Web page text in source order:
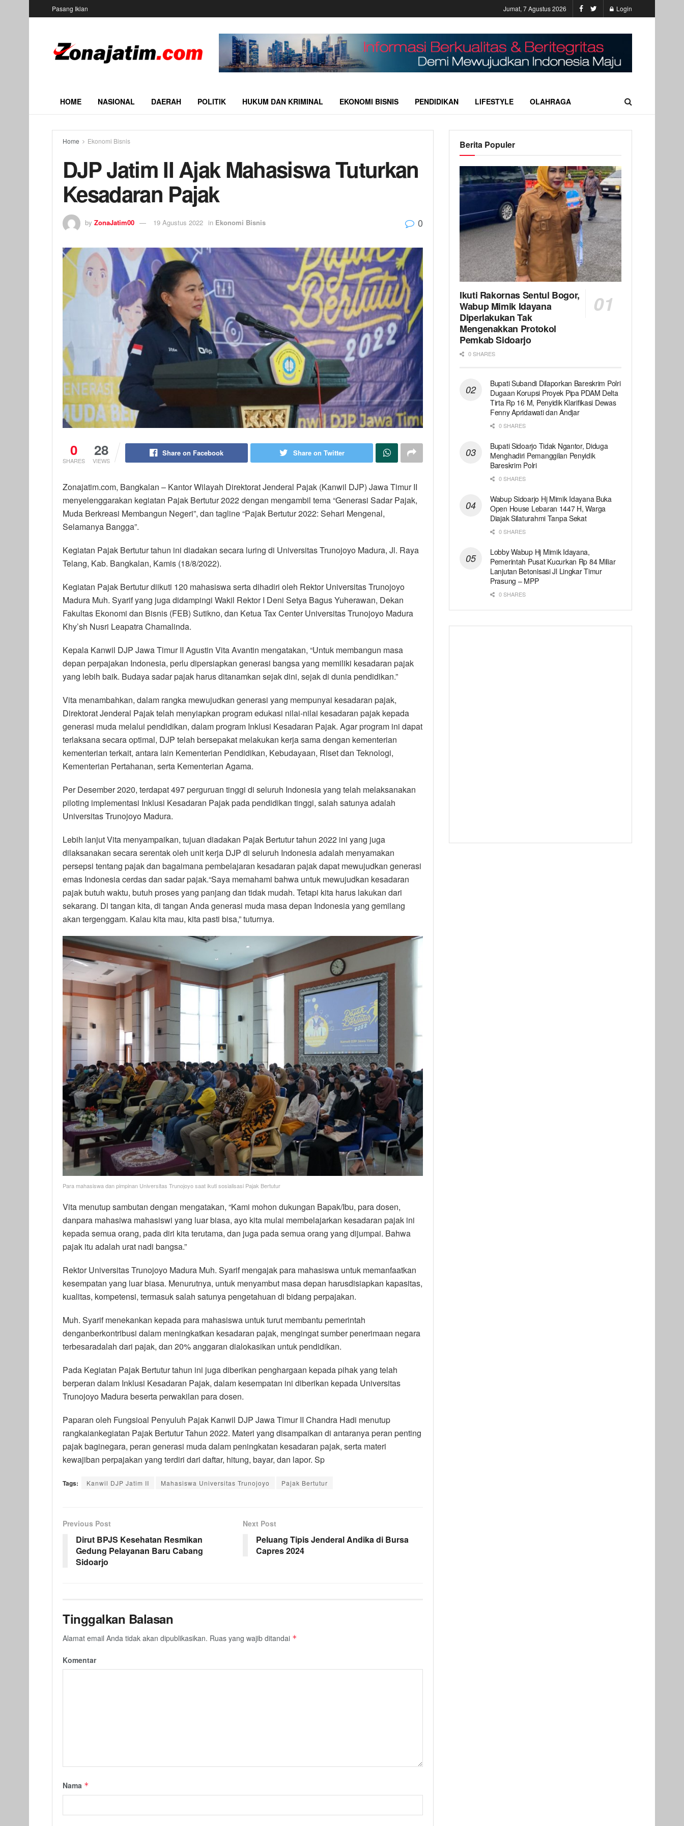
Pasang Iklan Jumat, 7 Agustus 2026 Login
HOME NASIONAL DAERAH POLITIK HUKUM DAN KRIMINAL EKONOMI BISNIS PENDIDIKAN LIFESTYLE OLAHRAGA
Home Ekonomi Bisnis
DJP Jatim II Ajak Mahasiswa Tuturkan
Kesadaran Pajak
by ZonaJatim00 19 Agustus 2022 in Ekonomi Bisnis 0
0
SHARES
28
VIEWS
Share on Facebook Share on Twitter
Zonajatim.com, Bangkalan – Kantor Wilayah Direktorat Jenderal Pajak (Kanwil DJP) Jawa Timur II
menyelenggarakan kegiatan Pajak Bertutur 2022 dengan mengambil tema “Generasi Sadar Pajak,
Muda Berkreasi Membangun Negeri”, dan tagline “Pajak Bertutur 2022: Sehari Mengenal,
Selamanya Bangga”.
Kegiatan Pajak Bertutur tahun ini diadakan secara luring di Universitas Trunojoyo Madura, Jl. Raya
Telang, Kab. Bangkalan, Kamis (18/8/2022).
Kegiatan Pajak Bertutur diikuti 120 mahasiswa serta dihadiri oleh Rektor Universitas Trunojoyo
Madura Muh. Syarif yang juga didampingi Wakil Rektor I Deni Setya Bagus Yuherawan, Dekan
Fakultas Ekonomi dan Bisnis (FEB) Sutikno, dan Ketua Tax Center Universitas Trunojoyo Madura
Khy’sh Nusri Leapatra Chamalinda.
Kepala Kanwil DJP Jawa Timur II Agustin Vita Avantin mengatakan, “Untuk membangun masa
depan perpajakan Indonesia, perlu dipersiapkan generasi bangsa yang memiliki kesadaran pajak
yang lebih baik. Budaya sadar pajak harus ditanamkan sejak dini, sejak di dunia pendidikan.”
Vita menambahkan, dalam rangka mewujudkan generasi yang mempunyai kesadaran pajak,
Direktorat Jenderal Pajak telah menyiapkan program edukasi nilai-nilai kesadaran pajak kepada
generasi muda melalui pendidikan, dalam program Inklusi Kesadaran Pajak. Agar program ini dapat
terlaksana secara optimal, DJP telah bersepakat melakukan kerja sama dengan kementerian
kementerian terkait, antara lain Kementerian Pendidikan, Kebudayaan, Riset dan Teknologi,
Kementerian Pertahanan, serta Kementerian Agama.
Per Desember 2020, terdapat 497 perguruan tinggi di seluruh Indonesia yang telah melaksanakan
piloting implementasi Inklusi Kesadaran Pajak pada pendidikan tinggi, salah satunya adalah
Universitas Trunojoyo Madura.
Lebih lanjut Vita menyampaikan, tujuan diadakan Pajak Bertutur tahun 2022 ini yang juga
dilaksanakan secara serentak oleh unit kerja DJP di seluruh Indonesia adalah menyamakan
persepsi tentang pajak dan bagaimana pembelajaran kesadaran pajak dapat mewujudkan generasi
emas Indonesia cerdas dan sadar pajak.“Saya memahami bahwa untuk mewujudkan kesadaran
pajak butuh waktu, butuh proses yang panjang dan tidak mudah. Tetapi kita harus lakukan dari
sekarang. Di tangan kita, di tangan Anda generasi muda masa depan Indonesia yang gemilang
akan tergenggam. Kalau kita mau, kita pasti bisa,” tuturnya.
Para mahasiswa dan pimpinan Universitas Trunojoyo saat ikuti sosialisasi Pajak Bertutur
Vita menutup sambutan dengan mengatakan, “Kami mohon dukungan Bapak/Ibu, para dosen,
danpara mahasiwa mahasiswi yang luar biasa, ayo kita mulai membelajarkan kesadaran pajak ini
kepada semua orang, pada diri kita terutama, dan juga pada semua orang yang dijumpai. Bahwa
pajak itu adalah urat nadi bangsa.”
Rektor Universitas Trunojoyo Madura Muh. Syarif mengajak para mahasiswa untuk memanfaatkan
kesempatan yang luar biasa. Menurutnya, untuk menyambut masa depan harusdisiapkan kapasitas,
kualitas, kompetensi, termasuk salah satunya pengetahuan di bidang perpajakan.
Muh. Syarif menekankan kepada para mahasiswa untuk turut membantu pemerintah
denganberkontribusi dalam meningkatkan kesadaran pajak, mengingat sumber penerimaan negara
terbesaradalah dari pajak, dan 20% anggaran dialokasikan untuk pendidikan.
Pada Kegiatan Pajak Bertutur tahun ini juga diberikan penghargaan kepada pihak yang telah
berperan dalam Inklusi Kesadaran Pajak, dalam kesempatan ini diberikan kepada Universitas
Trunojoyo Madura beserta perwakilan para dosen.
Paparan oleh Fungsioal Penyuluh Pajak Kanwil DJP Jawa Timur II Chandra Hadi menutup
rangkaiankegiatan Pajak Bertutur Tahun 2022. Materi yang disampaikan di antaranya peran penting
pajak baginegara, peran generasi muda dalam peningkatan kesadaran pajak, serta materi
kewajiban perpajakan yang terdiri dari daftar, hitung, bayar, dan lapor. Sp
Tags: Kanwil DJP Jatim II Mahasiswa Universitas Trunojoyo Pajak Bertutur
Previous Post
Dirut BPJS Kesehatan Resmikan
Gedung Pelayanan Baru Cabang
Sidoarjo
Next Post
Peluang Tipis Jenderal Andika di Bursa
Capres 2024
Tinggalkan Balasan
Alamat email Anda tidak akan dipublikasikan. Ruas yang wajib ditandai *
Komentar
Nama *
Berita Populer
Ikuti Rakornas Sentul Bogor,
Wabup Mimik Idayana
Diperlakukan Tak
Mengenakkan Protokol
Pemkab Sidoarjo
0 SHARES
Bupati Subandi Dilaporkan Bareskrim Polri
Dugaan Korupsi Proyek Pipa PDAM Delta
Tirta Rp 16 M, Penyidik Klarifikasi Dewas
Fenny Apridawati dan Andjar
0 SHARES
Bupati Sidoarjo Tidak Ngantor, Diduga
Menghadiri Pemanggilan Penyidik
Bareskrim Polri
0 SHARES
Wabup Sidoarjo Hj Mimik Idayana Buka
Open House Lebaran 1447 H, Warga
Diajak Silaturahmi Tanpa Sekat
0 SHARES
Lobby Wabup Hj Mimik Idayana,
Pemerintah Pusat Kucurkan Rp 84 Miliar
Lanjutan Betonisasi Jl Lingkar Timur
Prasung – MPP
0 SHARES